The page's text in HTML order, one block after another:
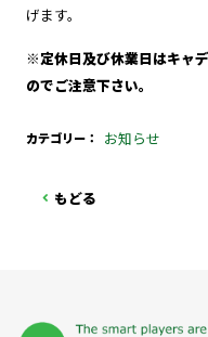
げます。
※定休日及び休業日はキャ
のでご注意下さい。
カテゴリー お知らせ
もどる